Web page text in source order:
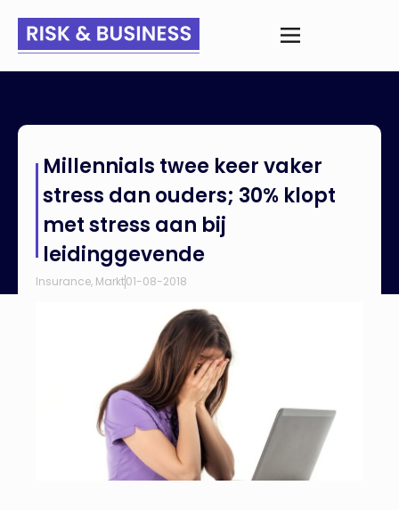
ouders; 30% klopt met stress aan bij leidinggevende
Millennials twee keer vaker
stress dan ouders; 30% klopt
met stress aan bij
leidinggevende
Insurance, Markt01-08-2018